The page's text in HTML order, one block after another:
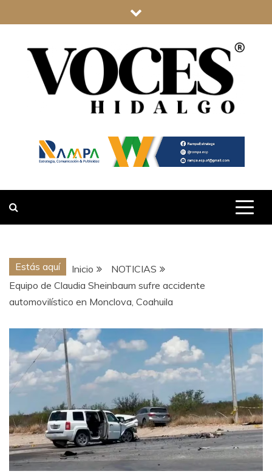
al
VOCES
HIDALGO
Estás aquí Inicio
NOTICIAS
Equipo de Claudia Sheinbaum sufre accidente
automovilístico en Monclova, Coahuila